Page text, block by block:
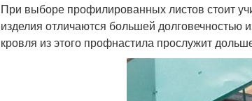
При выборе профилированных листов стоит
изделия отличаются большей долговечностью
кровля из этого профнастила прослужит